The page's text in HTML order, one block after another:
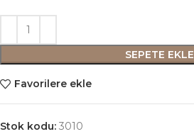
SEPETE EKLE
Favorilere ekle
Stok kodu: 3010